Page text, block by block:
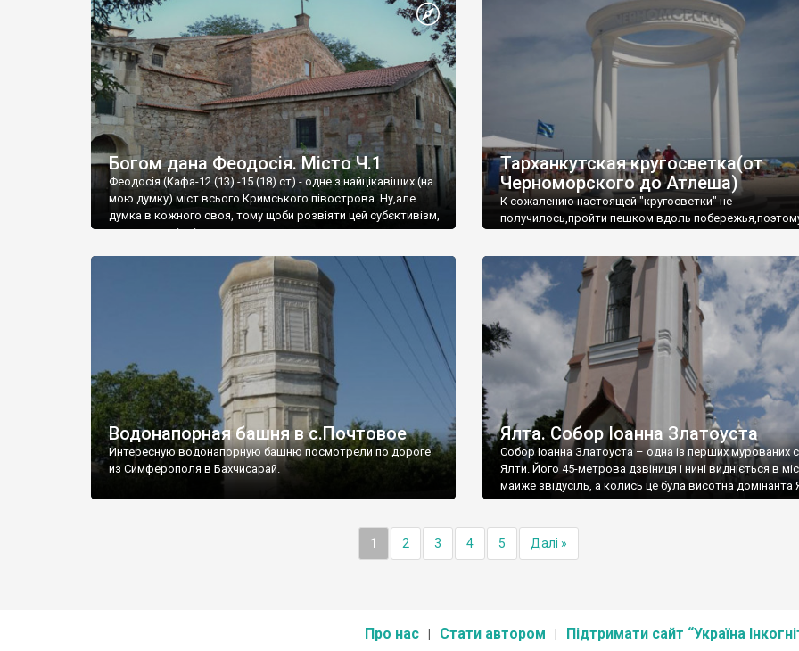
Богом дана Феодосія. Місто Ч.1
Феодосія (Кафа-12 (13) -15 (18) ст) - одне з найцікавіших (на
мою думку) міст всього Кримського півострова .Ну,але
думка в кожного своя, тому щоби розвіяти цей субєктивізм,
запрошую відвідати це
Тарханкутская кругосветка(от
Черноморского до Атлеша)
К сожалению настоящей "кругосветки" не
получилось,пройти пешком вдоль
Водонапорная башня в с.Почтовое
Интересную водонапорную башню посмотрели по дороге
из Симферополя в Бахчисарай.
Ялта. Собор Іоанна Златоуста
Собор Іоанна Златоуста – одна із перших мурованих
Ялти. Його 45-метрова дзвіниця і нині видніється в
майже звідусіль, а колись це була висотна домінанта
1 2 3 4 5 Далі »
Про нас Стати автором Підтримати сайт “Україна